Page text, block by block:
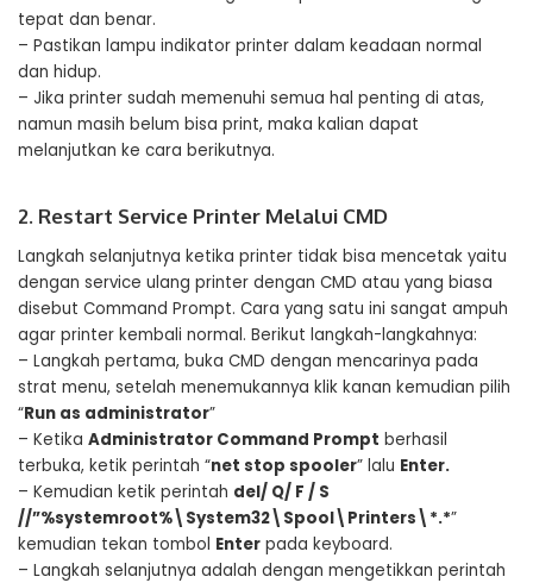
tepat dan benar.
– Pastikan lampu indikator printer dalam keadaan normal
dan hidup.
– Jika printer sudah memenuhi semua hal penting di atas,
namun masih belum bisa print, maka kalian dapat
melanjutkan ke cara berikutnya.
2. Restart Service Printer Melalui CMD
Langkah selanjutnya ketika printer tidak bisa mencetak yaitu
dengan service ulang printer dengan CMD atau yang biasa
disebut Command Prompt. Cara yang satu ini sangat ampuh
agar printer kembali normal. Berikut langkah-langkahnya:
– Langkah pertama, buka CMD dengan mencarinya pada
strat menu, setelah menemukannya klik kanan kemudian pilih
“Run as administrator”
– Ketika Administrator Command Prompt berhasil
terbuka, ketik perintah “net stop spooler” lalu Enter.
– Kemudian ketik perintah del/ Q/ F / S
//”%systemroot%\System32\Spool\Printers\*.*”
kemudian tekan tombol Enter pada keyboard.
– Langkah selanjutnya adalah dengan mengetikkan perintah